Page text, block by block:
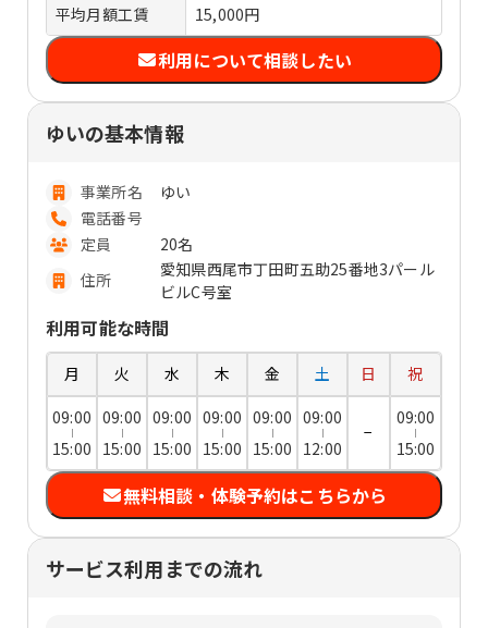
平均月額工賃 15,000円
利用について相談したい
ゆいの基本情報
事業所名
ゆい
電話番号
定員
20名
住所
愛知県西尾市丁田町五助25番地3パール
ビルC号室
利用可能な時間
月 火 水 木 金 土 日
祝
09:00
15:00
09:00
15:00
09:00
15:00
09:00
15:00
09:00
15:00
09:00
12:00
−
09:00
15:00
無料相談・体験予約はこちらから
サービス利用までの流れ